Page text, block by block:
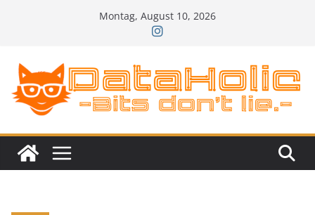
Montag, August 10, 2026